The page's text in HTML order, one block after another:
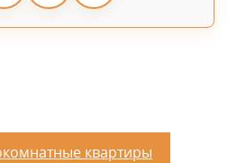
квартиры